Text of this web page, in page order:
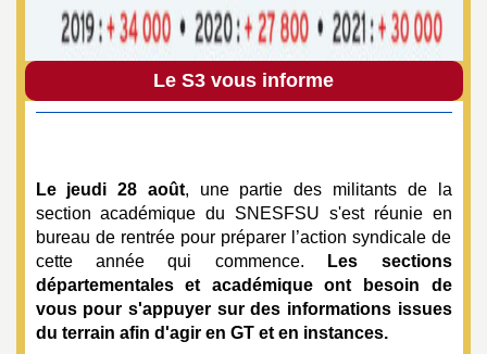
é
O
l
é
a
Le S3 vous informe
Le jeudi 28 août, une partie des militants de la
section académique du SNESFSU s'est réunie en
bureau de rentrée pour préparer l’action syndicale de
cette année qui commence.
Les sections
départementales et académique ont besoin de
vous pour s'appuyer sur des informations issues
du terrain afin d'agir en GT et en instances.